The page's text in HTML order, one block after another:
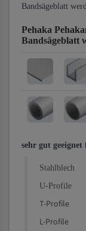
Bandsägeblatt
Pehaka
Bandsägeblatt
sehr gut geeignet
Stahlblech
U-Profile
T-Profile
L-Profile